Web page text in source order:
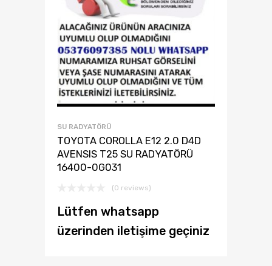
SU RADYATÖRÜ
TOYOTA COROLLA E12 2.0 D4D
AVENSIS T25 SU RADYATÖRÜ
16400-0G031
(0 reviews)
Lütfen whatsapp
üzerinden iletişime geçiniz